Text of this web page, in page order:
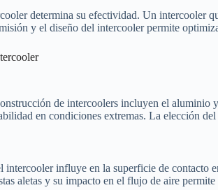
determina su efectividad. Un intercooler
y el diseño del intercooler permite
de intercoolers incluyen el
en condiciones extremas. La elección
intercooler influye en la superficie de
aletas y su impacto en el flujo de aire